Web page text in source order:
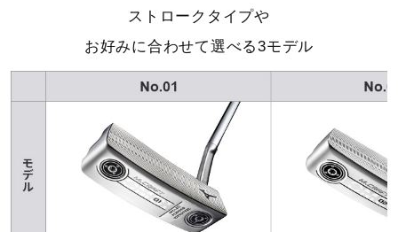
ストロークタイプや
お好みに合わせて選べる3モデル